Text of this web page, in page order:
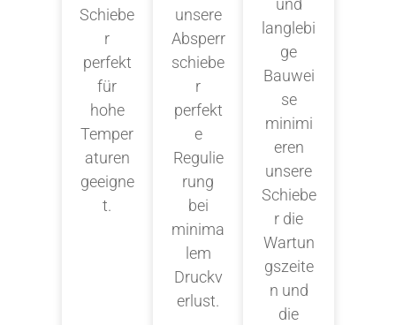
Schiebe
r
perfekt
für
hohe
Temper
aturen
geeigne
t.
unsere
Absperr
schiebe
r
perfekt
e
Regulie
rung
bei
minima
lem
Druckv
erlust.
und
langlebi
ge
Bauwei
se
minimi
eren
unsere
Schiebe
r die
Wartun
gszeite
n und
die